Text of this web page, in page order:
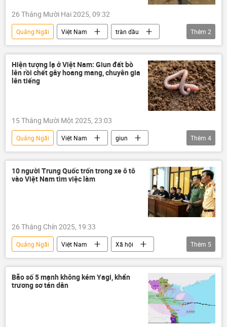
26 Tháng Mười Hai 2025, 09:32
Quảng Ngãi Việt Nam
tràn dầu
nhà máy lọc dầu Dung Quất
Cá chết
Thêm 2
Hiện tượng lạ ở Việt Nam: Giun đất bò
lên rồi chết gây hoang mang, chuyên gia
lên tiếng
15 Tháng Mười Một 2025, 23:03
Quảng Ngãi Việt Nam
giun
thiên nhiên
môi trường
sinh thái-môi trường
đất
Thêm 4
10 người Trung Quốc trốn trong xe ô tô
vào Việt Nam tìm việc làm
26 Tháng Chín 2025, 19:33
Quảng Ngãi Việt Nam
Xã hội
trái phép
Trung Quốc
thông tin
CSGT
công an
Thêm 5
Bão số 5 mạnh không kém Yagi, khẩn
trương sơ tán dân